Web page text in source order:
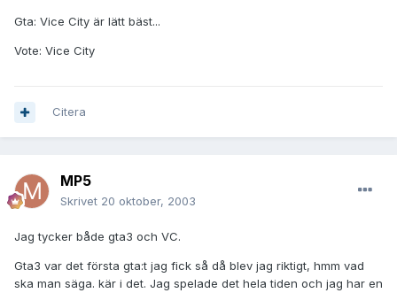
Gta: Vice City är lätt bäst...
Vote: Vice City
Citera
MP5
Skrivet 20 oktober, 2003
Jag tycker både gta3 och VC.
Gta3 var det första gta:t jag fick så då blev jag riktigt, hmm vad
ska man säga. kär i det. Jag spelade det hela tiden och jag har en